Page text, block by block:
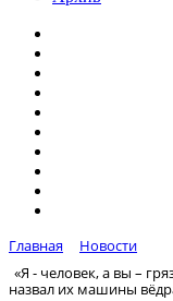
Главная
Новости
«Я - человек, а вы –
назвал их машины